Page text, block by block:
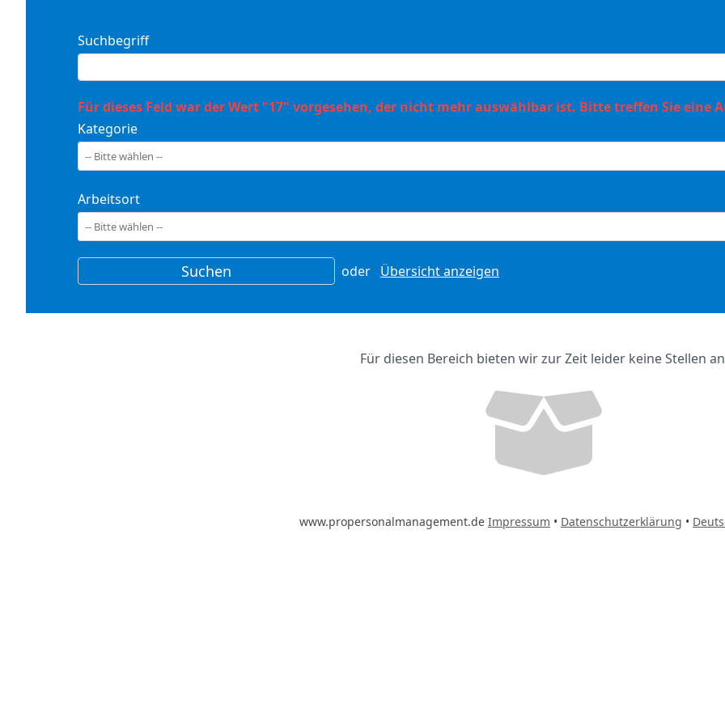
Suchbegriff
Für dieses Feld war der Wert "17" vorgesehen, der nicht mehr auswählbar ist. Bitte treffen Sie eine
Kategorie
Arbeitsort
oder Übersicht anzeigen
Für diesen Bereich bieten wir zur Zeit leider keine Stellen
www.propersonalmanagement.de Impressum • Datenschutzerklärung •